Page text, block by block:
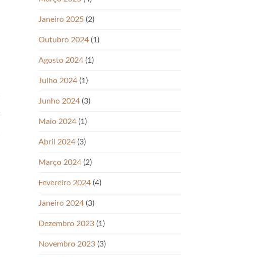
Janeiro 2025 (2)
Outubro 2024 (1)
Agosto 2024 (1)
Julho 2024 (1)
Junho 2024 (3)
Maio 2024 (1)
Abril 2024 (3)
Março 2024 (2)
Fevereiro 2024 (4)
Janeiro 2024 (3)
Dezembro 2023 (1)
Novembro 2023 (3)